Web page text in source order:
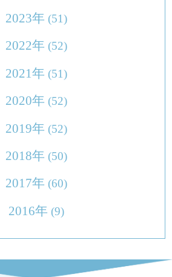
2023年 (51)
2022年 (52)
2021年 (51)
2020年 (52)
2019年 (52)
2018年 (50)
2017年 (60)
2016年 (9)